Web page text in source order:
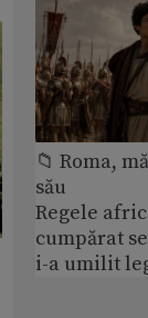
📁 Roma,
său
Regele
cumpărat
i-a umilit